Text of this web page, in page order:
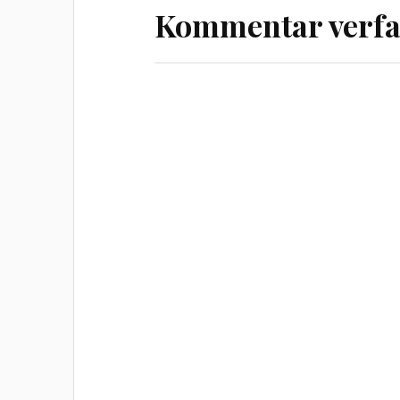
Kommentar